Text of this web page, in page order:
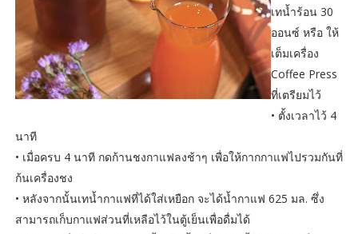
เทน้ำร้อน 30
ออนซ์ หรือ ให้
เต็มเครื่อง
Coffee Press
ที่เตรียมไว้
• ตั้งเวลาไว้ 4
นาที
• เมื่อครบ 4 นาที กดก้านชงกาแฟลงช้าๆ เพื่อให้กากกาแฟไปรวมกันที่
ก้นเครื่องชง
• หลังจากนั้นเทน้ำกาแฟที่ได้ใส่เหยือก จะได้น้ำกาแฟ 625 มล. ซึ่ง
สามารถเก็บกาแฟส่วนที่เหลือไว้ในตู้เย็นเพื่อดื่มได้